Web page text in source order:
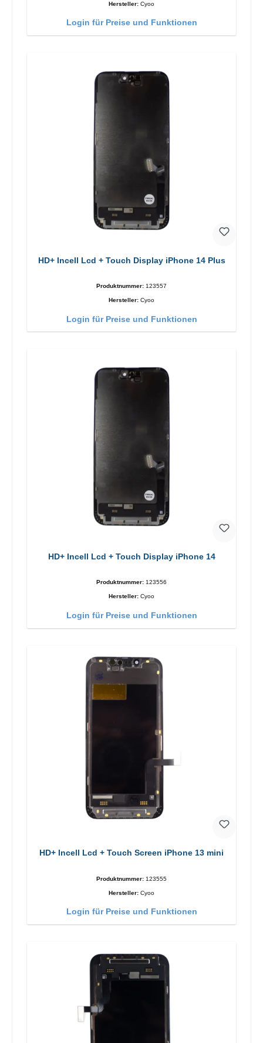
Hersteller: Cyoo
Login für Preise und Funktionen
HD+ Incell Lcd + Touch Display iPhone 14 Plus
Produktnummer: 123557
Hersteller: Cyoo
Login für Preise und Funktionen
HD+ Incell Lcd + Touch Display iPhone 14
Produktnummer: 123556
Hersteller: Cyoo
Login für Preise und Funktionen
HD+ Incell Lcd + Touch Screen iPhone 13 mini
Produktnummer: 123555
Hersteller: Cyoo
Login für Preise und Funktionen